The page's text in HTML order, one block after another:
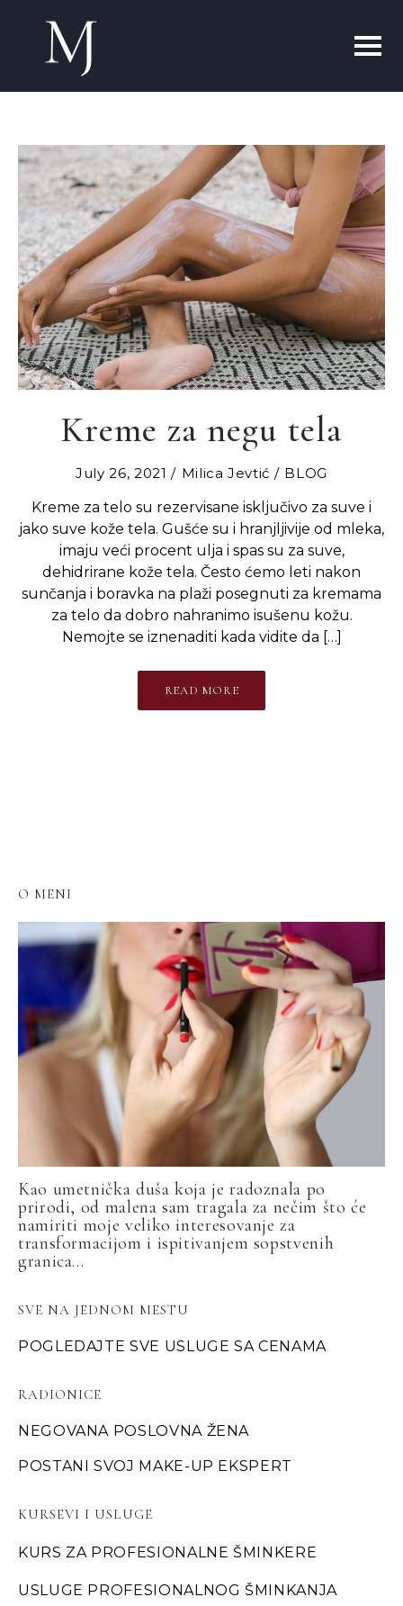
Kreme za negu tela
July 26, 2021 Milica Jevtić
BLOG
Kreme za telo su rezervisane isključivo za suve i
jako suve kože tela. Gušće su i hranjljivije od mleka,
imaju veći procent ulja i spas su za suve,
dehidrirane kože tela. Često ćemo leti nakon
sunčanja i boravka na plaži posegnuti za kremama
za telo da dobro nahranimo isušenu kožu.
Nemojte se iznenaditi kada vidite da […]
READ MORE
O MENI
Kao umetnička duša koja je radoznala po
prirodi, od malena sam tragala za nečim što će
namiriti moje veliko interesovanje za
transformacijom i ispitivanjem sopstvenih
granica...
SVE NA JEDNOM MESTU
POGLEDAJTE SVE USLUGE SA CENAMA
RADIONICE
NEGOVANA POSLOVNA ŽENA
POSTANI SVOJ MAKE-UP EKSPERT
KURSEVI I USLUGE
KURS ZA PROFESIONALNE ŠMINKERE
USLUGE PROFESIONALNOG ŠMINKANJA